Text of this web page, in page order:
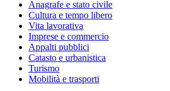
Anagrafe e stato civile
Cultura e tempo libero
Vita lavorativa
Imprese e commercio
Appalti pubblici
Catasto e urbanistica
Turismo
Mobilità e trasporti